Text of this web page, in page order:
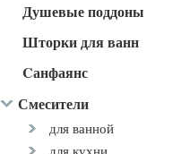
Душевые поддоны
Шторки для ванн
Cанфаянс
Смесители
для ванной